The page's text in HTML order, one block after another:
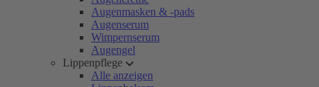
Augenmasken & -pads
Augenserum
Wimpernserum
Augengel
Lippenpflege
Alle anzeigen